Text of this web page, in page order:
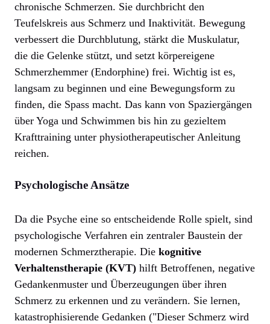
chronische Schmerzen. Sie durchbricht den
Teufelskreis aus Schmerz und Inaktivität. Bewegung
verbessert die Durchblutung, stärkt die Muskulatur,
die die Gelenke stützt, und setzt körpereigene
Schmerzhemmer (Endorphine) frei. Wichtig ist es,
langsam zu beginnen und eine Bewegungsform zu
finden, die Spass macht. Das kann von Spaziergängen
über Yoga und Schwimmen bis hin zu gezieltem
Krafttraining unter physiotherapeutischer Anleitung
reichen.
Psychologische Ansätze
Da die Psyche eine so entscheidende Rolle spielt, sind
psychologische Verfahren ein zentraler Baustein der
modernen Schmerztherapie. Die kognitive
Verhaltenstherapie (KVT) hilft Betroffenen, negative
Gedankenmuster und Überzeugungen über ihren
Schmerz zu erkennen und zu verändern. Sie lernen,
katastrophisierende Gedanken ("Dieser Schmerz wird